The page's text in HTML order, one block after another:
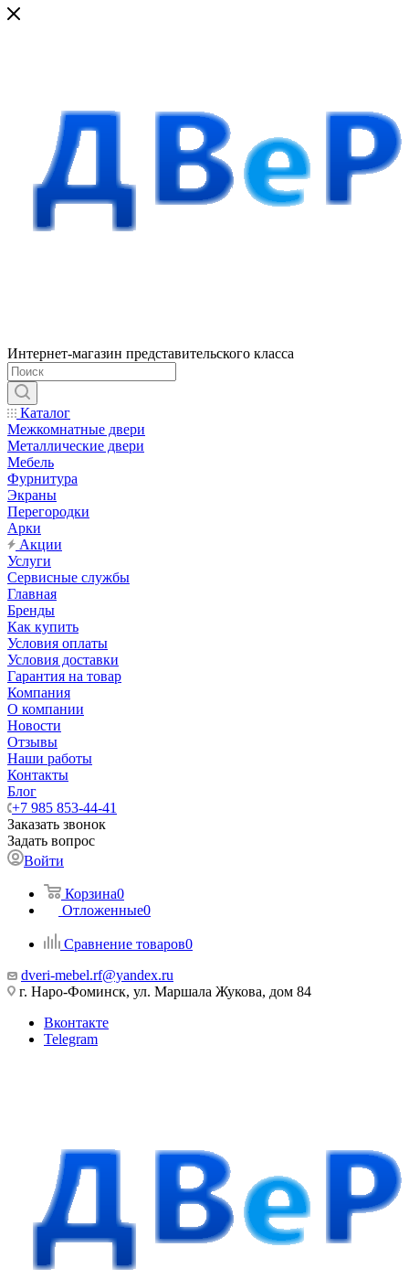
Интернет-магазин представительского класса
Каталог
Межкомнатные двери
Металлические двери
Мебель
Фурнитура
Экраны
Перегородки
Арки
Акции
Услуги
Сервисные службы
Главная
Бренды
Как купить
Условия оплаты
Условия доставки
Гарантия на товар
Компания
О компании
Новости
Отзывы
Наши работы
Контакты
Блог
+7 985 853-44-41
Заказать звонок
Задать вопрос
Войти
Корзина0
Отложенные0
Сравнение товаров0
dveri-mebel.rf@yandex.ru
г. Наро-Фоминск, ул. Маршала Жукова, дом 84
Вконтакте
Telegram